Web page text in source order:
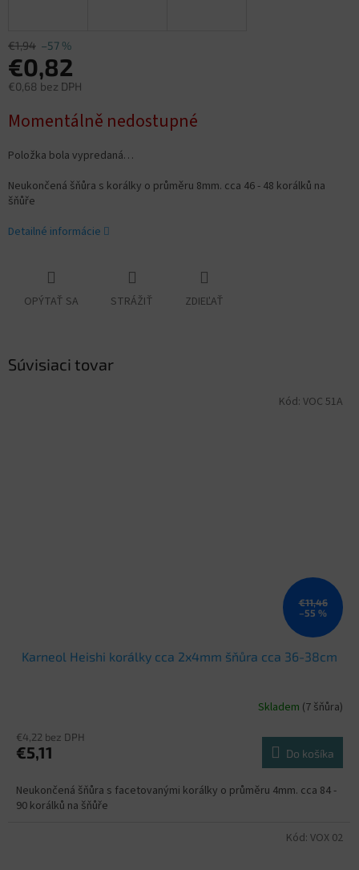
€1,94 –57 %
€0,82
€0,68 bez DPH
cena:
Momentálně nedostupné
Položka bola vypredaná…
Neukončená šňůra s korálky o průměru 8mm. cca 46 - 48 korálků na
šňůře
Detailné informácie
OPÝTAŤ SA STRÁŽIŤ ZDIEĽAŤ
Súvisiaci tovar
€11,46
–55 %
Karneol Heishi korálky cca 2x4mm šňůra cca 36-38cm
Skladem (7 šňůra)
€4,22 bez DPH
€5,11 Do košíka
Neukončená šňůra s facetovanými korálky o průměru 4mm. cca 84 -
90 korálků na šňůře
Kód: VOC 51A
Kód: VOX 02